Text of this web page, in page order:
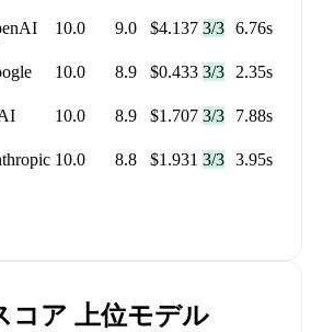
10.0 9.0 $4.137 3/3 6.76s
10.0 8.9 $0.433 3/3 2.35s
10.0 8.9 $1.707 3/3 7.88s
10.0 8.8 $1.931 3/3 3.95s
コア 上位モデル